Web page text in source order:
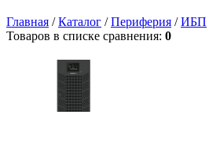
Главная /Каталог /Периферия /ИБП
Товаров в списке сравнения: 0